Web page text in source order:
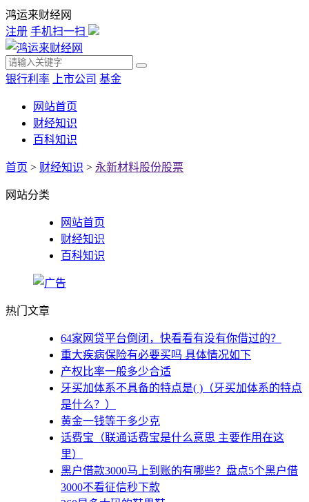
鸿运来财经网
注册 手机扫一扫
银行利率 上市公司 基金
网站首页
财经知识
百科知识
首页 > 财经知识 > 永新材料股份股票
网站分类
网站首页
财经知识
百科知识
热门文章
64家网贷平台倒闭，快看看有没有你借过的？
重大疾病保险有必要买吗 具体情况如下
产权比率一般多少合适
牙买加体系不具备的特点是( )（牙买加体系的特点
是什么？）
黄金一钱等于多少克
话费宝（联通话费宝是什么意思 主要作用在这
里）
黑户借款3000马上到账的有哪些？盘点5个黑户借
3000不看征信秒下款